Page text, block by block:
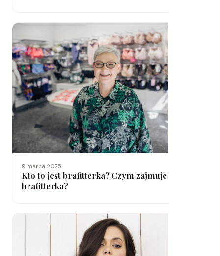
9 marca 2025
Kto to jest brafitterka? Czym zajmuje się
brafitterka?